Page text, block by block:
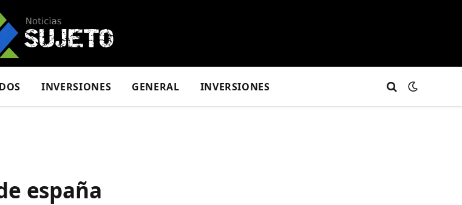
INVERSIONES GENERAL INVERSIONES
españa